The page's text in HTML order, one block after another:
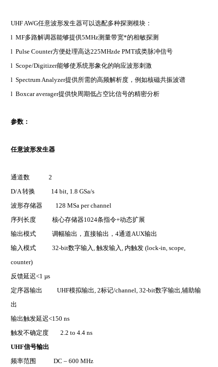
UHF AWG任意波形发生器可以选配多种探测模块：
lMF多路解调器能够提供5MHz测量带宽*的相敏探测
lPulse Counter方便处理高达225MHzde PMT或类脉冲信号
lScope/Digitizer能够使系统形象化的响应波形刺激
lSpectrum Analyzer提供所需的高频解析度，例如核磁共振波谱
lBoxcar averager提供快周期低占空比信号的精密分析
参数：
任意波形发生器
通道数 2
D/A转换 14 bit, 1.8 GSa/s
波形存储器 128 MSa per channel
序列长度 核心存储器1024条指令+动态扩展
输出模式 调幅输出，直接输出，4通道AUX输出
输入模式 32-bit数字输入, 触发输入, 内触发 (lock-in, scope,
counter)
反馈延迟<1 µs
定序器输出 UHF模拟输出, 2标记/channel, 32-bit数字输出,辅助输
出
输出触发延迟<150 ns
触发不确定度 2.2 to 4.4 ns
UHF信号输出
频率范围 DC – 600 MHz